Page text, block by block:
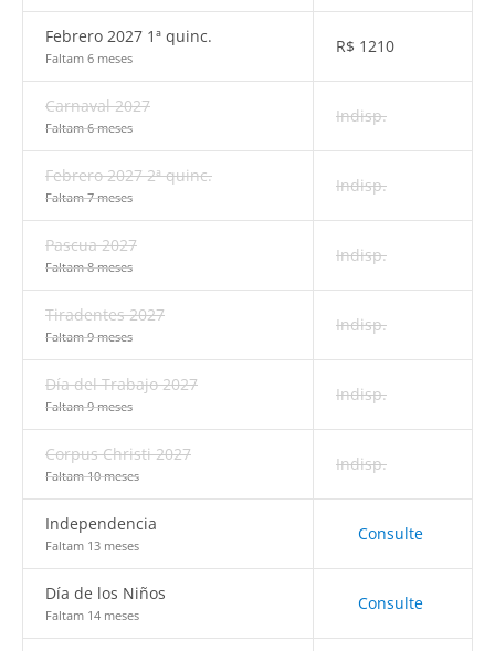
Febrero 2027 1ª quinc.
Faltam 6 meses
R$ 1210
Carnaval 2027
Faltam 6 meses
Indisp.
Febrero 2027 2ª quinc.
Faltam 7 meses
Indisp.
Pascua 2027
Faltam 8 meses
Indisp.
Tiradentes 2027
Faltam 9 meses
Indisp.
Día del Trabajo 2027
Faltam 9 meses
Indisp.
Corpus Christi 2027
Faltam 10 meses
Indisp.
Independencia
Faltam 13 meses
Consulte
Día de los Niños
Faltam 14 meses
Consulte